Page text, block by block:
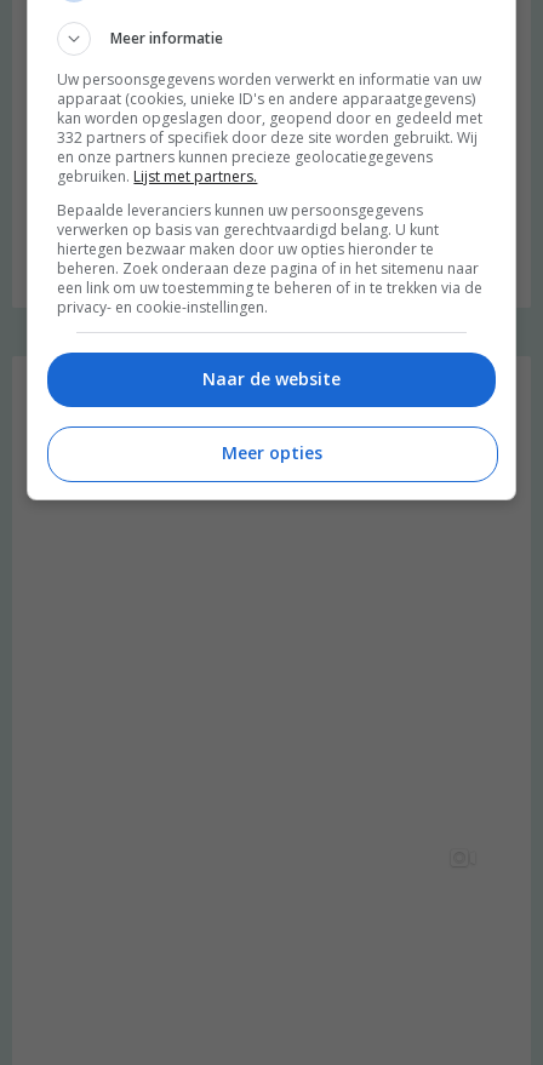
Budget recept: Linzensoep met kokosmelk
Instagram Merel
Meer informatie
Uw persoonsgegevens worden verwerkt en informatie van uw
apparaat (cookies, unieke ID's en andere apparaatgegevens)
kan worden opgeslagen door, geopend door en gedeeld met
332 partners of specifiek door deze site worden gebruikt. Wij
en onze partners kunnen precieze geolocatiegegevens
gebruiken. Lijst met partners.
Bepaalde leveranciers kunnen uw persoonsgegevens
verwerken op basis van gerechtvaardigd belang. U kunt
hiertegen bezwaar maken door uw opties hieronder te
beheren. Zoek onderaan deze pagina of in het sitemenu naar
een link om uw toestemming te beheren of in te trekken via de
privacy- en cookie-instellingen.
Naar de website
Meer opties